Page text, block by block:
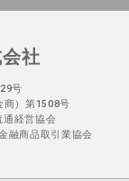
社
号
商）第1508号
通経営協会
融商品取引業協会